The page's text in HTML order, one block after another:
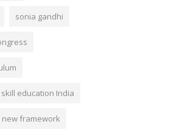
sonia gandhi
skill education India
new framework